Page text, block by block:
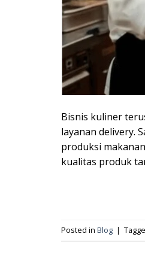
Bisnis kuliner
layanan delivery.
produksi
kualitas produk
Posted in Blog |